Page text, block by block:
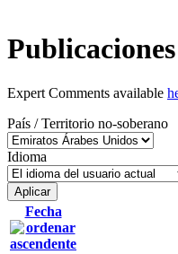
Publicaciones
Expert Comments available
País / Territorio no-soberano
Idioma
Fecha